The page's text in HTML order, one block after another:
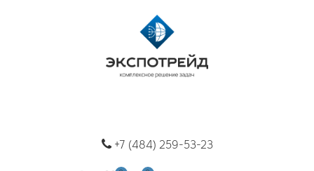
+7 (484) 259-53-23